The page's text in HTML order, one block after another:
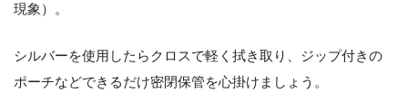
現象）。
シルバーを使用したらクロスで軽く拭き取り、ジップ付きの
ポーチなどできるだけ密閉保管を心掛けましょう。